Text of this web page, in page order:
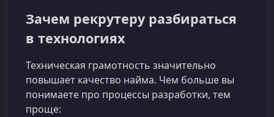
Зачем рекрутеру разбираться
в технологиях
Техническая грамотность значительно
повышает качество найма. Чем больше вы
понимаете про процессы разработки, тем
проще: